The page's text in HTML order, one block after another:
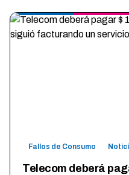
Fallos de Consumo
Telecom deberá